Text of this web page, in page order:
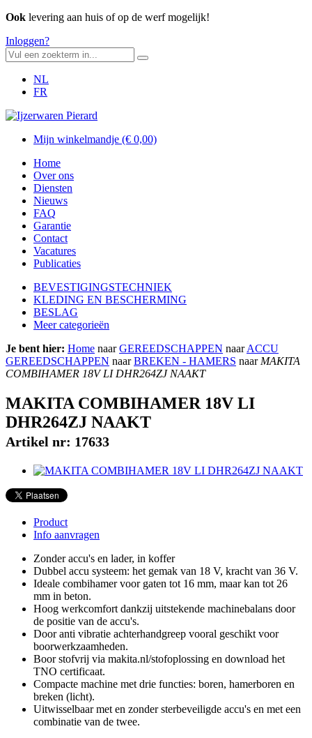
Ook levering aan huis of op de werf mogelijk!
Inloggen?
NL
FR
Mijn winkelmandje (€ 0,00)
Home
Over ons
Diensten
Nieuws
FAQ
Garantie
Contact
Vacatures
Publicaties
BEVESTIGINGSTECHNIEK
KLEDING EN BESCHERMING
BESLAG
Meer categorieën
Je bent hier: Home naar GEREEDSCHAPPEN naar ACCU
GEREEDSCHAPPEN naar BREKEN - HAMERS naar MAKITA
COMBIHAMER 18V LI DHR264ZJ NAAKT
MAKITA COMBIHAMER 18V LI
DHR264ZJ NAAKT
Artikel nr: 17633
Product
Info aanvragen
Zonder accu's en lader, in koffer
Dubbel accu systeem: het gemak van 18 V, kracht van 36 V.
Ideale combihamer voor gaten tot 16 mm, maar kan tot 26
mm in beton.
Hoog werkcomfort dankzij uitstekende machinebalans door
de positie van de accu's.
Door anti vibratie achterhandgreep vooral geschikt voor
boorwerkzaamheden.
Boor stofvrij via makita.nl/stofoplossing en download het
TNO certificaat.
Compacte machine met drie functies: boren, hamerboren en
breken (licht).
Uitwisselbaar met en zonder sterbeveiligde accu's en met een
combinatie van de twee.